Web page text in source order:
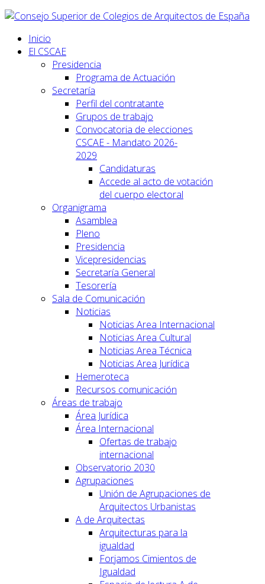
Inicio
El CSCAE
Presidencia
Programa de Actuación
Secretaría
Perfil del contratante
Grupos de trabajo
Convocatoria de elecciones
CSCAE - Mandato 2026-
2029
Candidaturas
Accede al acto de votación
del cuerpo electoral
Organigrama
Asamblea
Pleno
Presidencia
Vicepresidencias
Secretaría General
Tesorería
Sala de Comunicación
Noticias
Noticias Area Internacional
Noticias Area Cultural
Noticias Area Técnica
Noticias Area Jurídica
Hemeroteca
Recursos comunicación
Áreas de trabajo
Área Jurídica
Área Internacional
Ofertas de trabajo
internacional
Observatorio 2030
Agrupaciones
Unión de Agrupaciones de
Arquitectos Urbanistas
A de Arquitectas
Arquitecturas para la
igualdad
Forjamos Cimientos de
Igualdad